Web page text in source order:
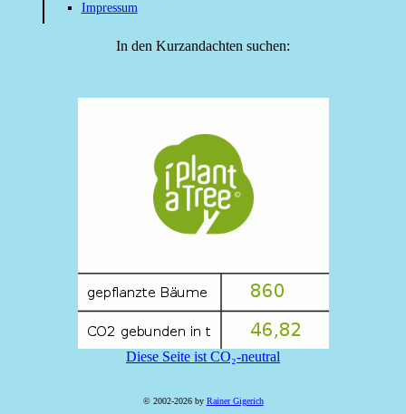
Impressum
In den Kurzandachten suchen:
Diese Seite ist CO₂-neutral
© 2002-2026 by Rainer Gigerich